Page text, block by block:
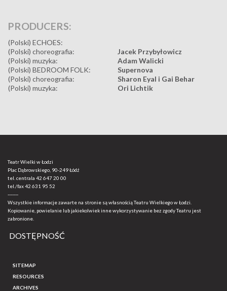
PRODUCERS:
(Polski) ECHOES:
(Polski) choreografia:
Jacek Przybyłowicz
(Polski) muzyka:
Adam Walicki
(Polski) BEDROOM FOLK:
Supernova
(Polski) choreografia:
Sharon Eyal i Gai Behar
(Polski) muzyka:
Ori Lichtik
Teatr Wielki w Łodzi
Plac Dąbrowskiego, 90-249 Łódź
tel. centrala 42 647 20 00
tel./fax42 631 95 52
-------
Wszystkie informacje zawarte na stronie są własnością Teatru Wielkiego w Łodzi.
Kopiowanie, powielanie lub jakiekolwiek inne wykorzystywanie bez zgody Teatru jest
zabronione.
DOSTĘPNOŚĆ
SITEMAP
RESOURCES
ARCHIVES